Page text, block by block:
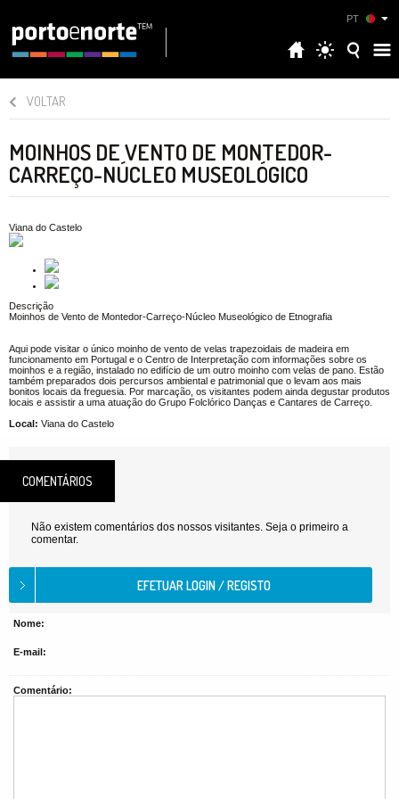
PT
VOLTAR
MOINHOS DE VENTO DE MONTEDOR-
CARREÇO-NÚCLEO MUSEOLÓGICO
Viana do Castelo
Descrição
Moinhos de Vento de Montedor-Carreço-Núcleo Museológico de Etnografia
Aqui pode visitar o único moinho de vento de velas trapezoidais de madeira em
funcionamento em Portugal e o Centro de Interpretação com informações sobre os
moinhos e a região, instalado no edifício de um outro moinho com velas de pano. Estão
também preparados dois percursos ambiental e patrimonial que o levam aos mais
bonitos locais da freguesia. Por marcação, os visitantes podem ainda degustar produtos
locais e assistir a uma atuação do Grupo Folclórico Danças e Cantares de Carreço.
Local: Viana do Castelo
COMENTÁRIOS
Não existem comentários dos nossos visitantes. Seja o primeiro a
comentar.
Nome:
E-mail:
Comentário: